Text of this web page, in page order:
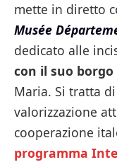
mette in diretto
Musée
dedicato alle
con il suo borgo
Maria. Si tratta
valorizzazione
cooperazione
programma